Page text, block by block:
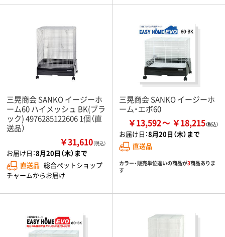
三晃商会 SANKO イージーホ
ーム60 ハイメッシュ BK(ブラ
ック) 4976285122606 1個（直
送品）
￥31,610（税込）
お届け日：8月20日（木）まで
直送品 総合ペットショップ
チャームからお届け
三晃商会 SANKO イージーホ
ーム・エボ60
￥13,592 ￥18,215
お届け日：8月20日（木）まで
直送品
カラー・販売単位違いの商品が3商品ありま
す